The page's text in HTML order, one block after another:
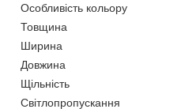
Особливість кольору
Товщина
Ширина
Довжина
Щільність
Світлопропускання